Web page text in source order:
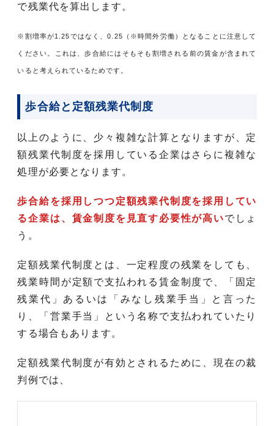
で残業代を算出します。
※割増率が1.25ではなく、0.25（※時間外労働）となることに注意して
ください。これは、歩合給にはそもそも割増される前の賃金が含まれて
いると考えられているためです。
歩合給と定額残業代制度
以上のように、少々複雑な計算となりますが、定
額残業代制度を採用している企業はさらに複雑な
処理が必要となります。
歩合給を採用しつつ定額残業代制度を採用してい
る企業は、賃金制度を見直す必要性が高いでしょ
う。
定額残業代制度とは、一定程度の残業をしても、
残業時間が定額で支払われる賃金制度で、「固定
残業代」あるいは「みなし残業手当」と言った
り、「営業手当」という名称で支払われていたり
する場合もあります。
定額残業代制度が有効とされるために、現在の裁
判例では、